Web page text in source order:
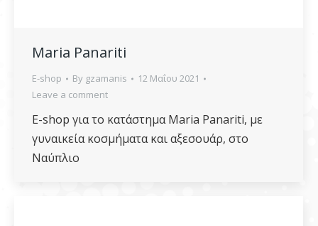
Maria Panariti
E-shop By gzamanis
12 Μαΐου 2021
Leave a comment
E-shop για το κατάστημα Maria Panariti, με
γυναικεία κοσμήματα και αξεσουάρ, στο
Ναύπλιο